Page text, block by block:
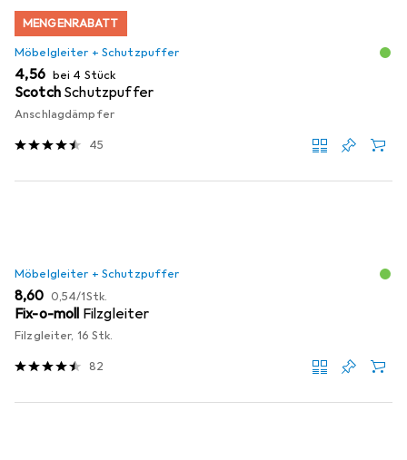
MENGENRABATT
Möbelgleiter + Schutzpuffer
EUR
4,56 bei 4 Stück
Scotch Schutzpuffer
Anschlagdämpfer
45
Möbelgleiter + Schutzpuffer
EUR
8,60 EUR
0,54/1Stk.
Fix-o-moll Filzgleiter
Filzgleiter, 16 Stk.
82